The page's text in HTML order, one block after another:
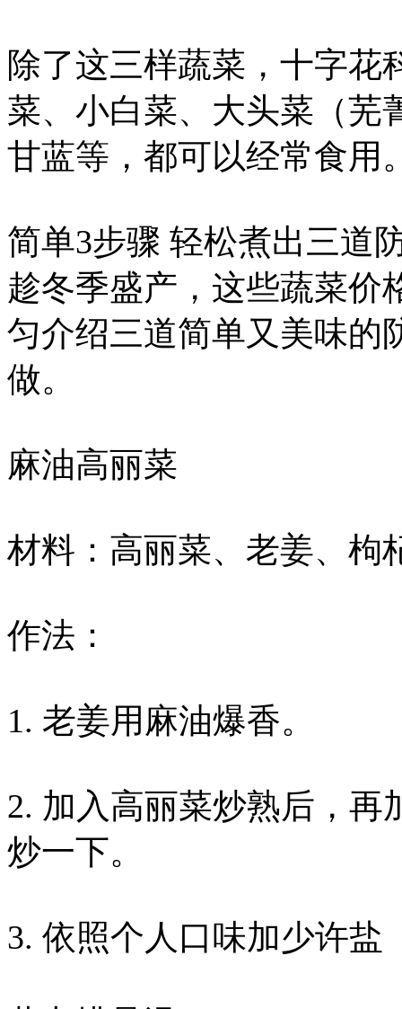
除了这三样蔬菜，十字花
菜、小白菜、大头菜（芜
甘蓝等，都可以经常食用
简单3步骤 轻松煮出三道
趁冬季盛产，这些蔬菜价
匀介绍三道简单又美味的
做。
麻油高丽菜
材料：高丽菜、老姜、枸
作法：
1. 老姜用麻油爆香。
2. 加入高丽菜炒熟后，再
炒一下。
3. 依照个人口味加少许盐